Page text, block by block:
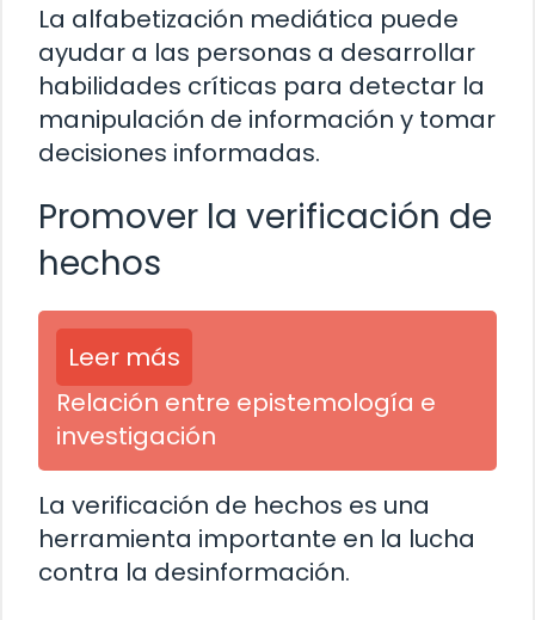
La alfabetización mediática puede
ayudar a las personas a desarrollar
habilidades críticas para detectar la
manipulación de información y tomar
decisiones informadas.
Promover la verificación de
hechos
Leer más
Relación entre epistemología e
investigación
La verificación de hechos es una
herramienta importante en la lucha
contra la desinformación.